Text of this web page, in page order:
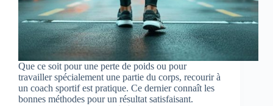
Que ce soit pour une perte de poids ou pour
travailler spécialement une partie du corps, recourir à
un coach sportif est pratique. Ce dernier connaît les
bonnes méthodes pour un résultat satisfaisant.